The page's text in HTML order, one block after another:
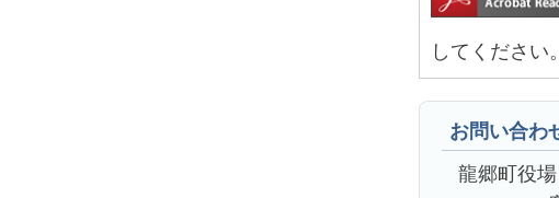
してください。
お問い合わ
龍郷町役